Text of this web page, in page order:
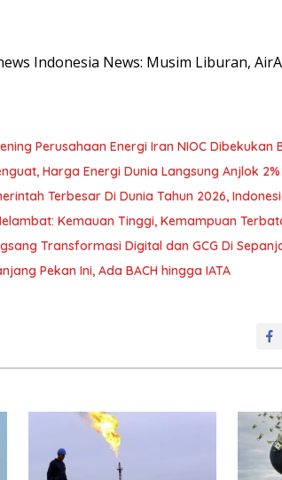
Indonesia News: Musim Liburan,
Perusahaan Energi Iran NIOC Dibekukan
Harga Energi Dunia Langsung Anjlok 2%
Terbesar Di Dunia Tahun 2026,
Kemauan Tinggi, Kemampuan
Transformasi Digital dan GCG Di
Pekan Ini, Ada BACH hingga IATA